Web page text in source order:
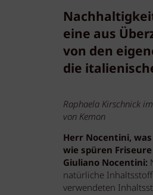
eine aus
von den
die
Raphaela Kirschnick
von Kemon
Herr Nocentini,
wie spüren
Giuliano Nocentini:
natürliche
verwendeten